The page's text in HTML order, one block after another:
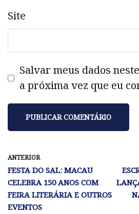
Site
Salvar meus dados
a próxima vez que eu
ANTERIOR
FESTA DO SAL: MACAU
CELEBRA 150 ANOS COM
FEIRA LITERÁRIA E OUTROS
EVENTOS